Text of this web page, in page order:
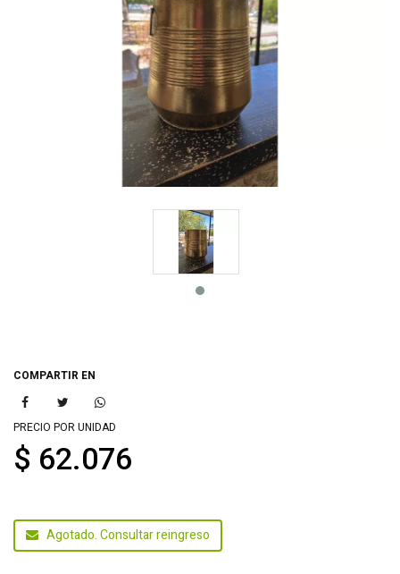
COMPARTIR EN
PRECIO POR UNIDAD
$ 62.076
Agotado. Consultar reingreso